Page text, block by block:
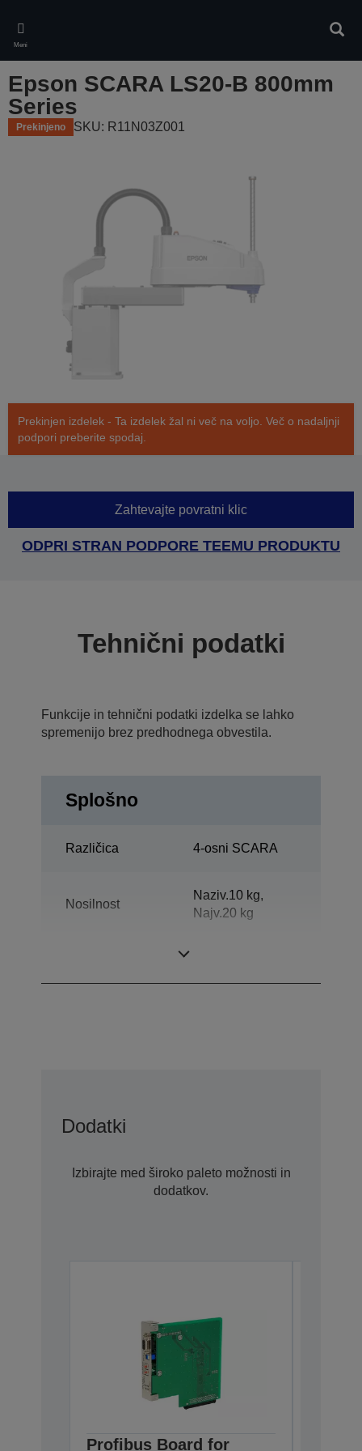
main
content
Meni
Epson SCARA LS20-B 800mm
Series
Prekinjeno SKU: R11N03Z001
Prekinjen izdelek - Ta izdelek žal ni več na voljo. Več o nadaljnji
podpori preberite spodaj.
Zahtevajte povratni klic
ODPRI STRAN PODPORE TEEMU PRODUKTU
Tehnični podatki
Funkcije in tehnični podatki izdelka se lahko
spremenijo brez predhodnega obvestila.
Splošno
Različica 4-osni SCARA
Nosilnost
Naziv.10 kg,
Najv.20 kg
Dodatki
Izbirajte med široko paleto možnosti in
dodatkov.
Profibus Board for